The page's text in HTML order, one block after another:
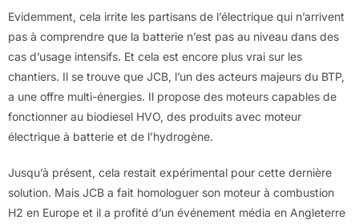
Evidemment, cela irrite les partisans de l’électrique qui n’arrivent
pas à comprendre que la batterie n’est pas au niveau dans des
cas d’usage intensifs. Et cela est encore plus vrai sur les
chantiers. Il se trouve que JCB, l’un des acteurs majeurs du BTP,
a une offre multi-énergies. Il propose des moteurs capables de
fonctionner au biodiesel HVO, des produits avec moteur
électrique à batterie et de l’hydrogène.
Jusqu’à présent, cela restait expérimental pour cette dernière
solution. Mais JCB a fait homologuer son moteur à combustion
H2 en Europe et il a profité d’un événement média en Angleterre